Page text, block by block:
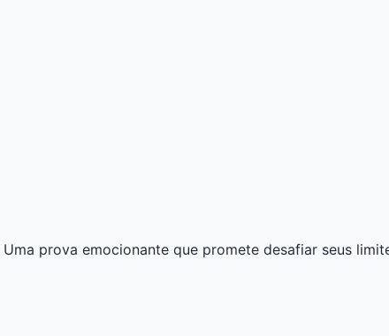
Uma prova emocionante que promete desafiar seus